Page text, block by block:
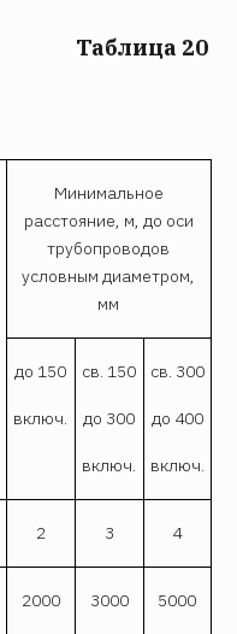
Таблица 20
Минимальное
расстояние, м, до оси
трубопроводов
условным диаметром,
мм
до 150
включ.
св. 150
до 300
включ.
св. 300
до 400
включ.
2 3 4
2000 3000 5000